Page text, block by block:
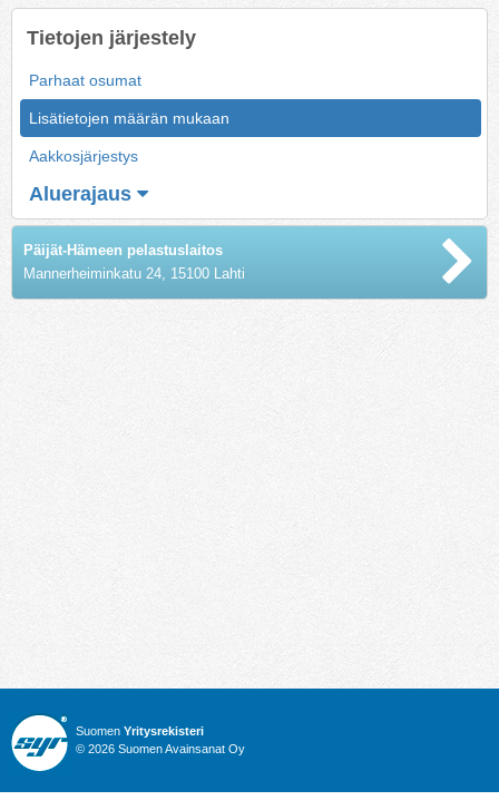
Tietojen järjestely
Parhaat osumat
Lisätietojen määrän mukaan
Aakkosjärjestys
Aluerajaus
Päijät-Hämeen pelastuslaitos
Mannerheiminkatu 24, 15100 Lahti
Suomen Yritysrekisteri
© 2026 Suomen Avainsanat Oy